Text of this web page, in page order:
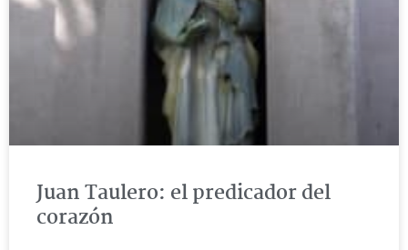
Juan Taulero: el predicador del
corazón